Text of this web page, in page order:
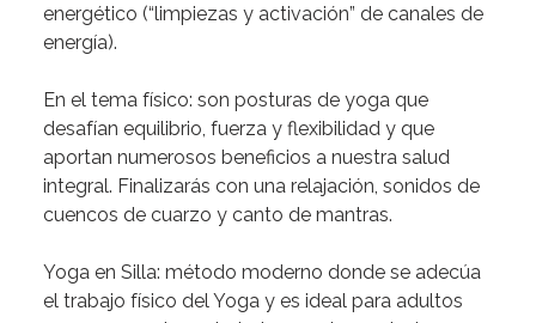
energético (“limpiezas y activación” de canales de
energía).
En el tema físico: son posturas de yoga que
desafían equilibrio, fuerza y flexibilidad y que
aportan numerosos beneficios a nuestra salud
integral. Finalizarás con una relajación, sonidos de
cuencos de cuarzo y canto de mantras.
Yoga en Silla: método moderno donde se adecúa
el trabajo físico delYoga y es ideal para adultos